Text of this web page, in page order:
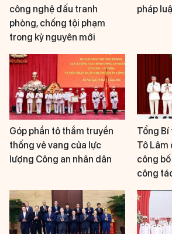
công nghệ đấu tranh
phòng, chống tội phạm
trong kỷ nguyên mới
pháp
Góp phần tô thắm truyền
thống vẻ vang của lực
lượng Công an nhân dân
Tổng Bí
Tô Lâm
công
công